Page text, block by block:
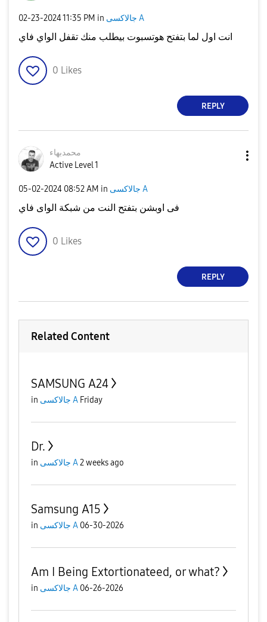
‎02-23-202411:35 PM in جالاكسى A
انت اول لما بتفتح هوتسبوت بيطلب منك تقفل الواي فاي
0 Likes
REPLY
محمدبهاء
Active Level 1
‎05-02-2024 08:52 AM in جالاكسى A
فى اوبشن بتفتح النت من شبكة الواى فاي
0 Likes
REPLY
Related Content
SAMSUNG A24
in جالاكسى A Friday
Dr.
in جالاكسى A2 weeks ago
Samsung A15
in جالاكسى A 06-30-2026
Am I Being Extortionateed, or what?
in جالاكسى A 06-26-2026